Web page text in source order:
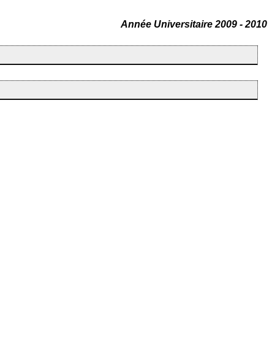
Année Universitaire 2009 - 2010